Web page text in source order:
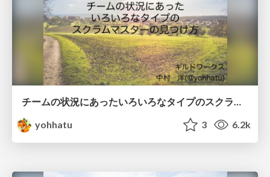
チームの状況にあったいろいろなタイプのスクラムマスターの見つけ方 / How to find the Scrum Master that fits your team's situation
yohhatu
3 6.2k